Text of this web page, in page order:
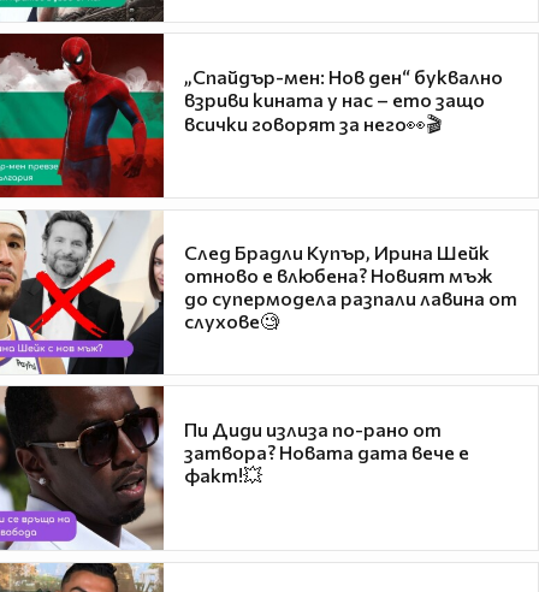
„Спайдър-мен: Нов ден“ буквално
взриви кината у нас – ето защо
всички говорят за него👀🎬
След Брадли Купър, Ирина Шейк
отново е влюбена? Новият мъж
до супермодела разпали лавина от
слухове🧐
Пи Диди излиза по-рано от
затвора? Новата дата вече е
факт!💥